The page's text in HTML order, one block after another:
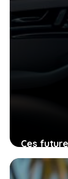
Ces
Stellantis
elles